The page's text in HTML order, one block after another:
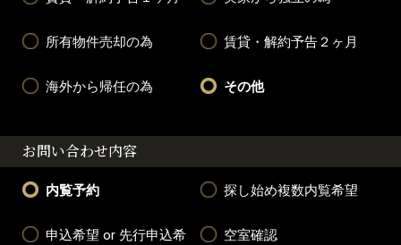
所有物件売却の為 賃貸・解約予告２ヶ月
海外から帰任の為 その他
お問い合わせ内容
内覧予約 探し始め複数内覧希望
申込希望 or 先行申込希
空室確認